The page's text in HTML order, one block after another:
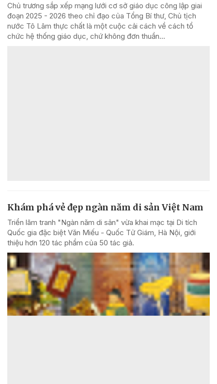
Chủ trương sắp xếp mạng lưới cơ sở giáo dục công lập giai
đoạn 2025 - 2026 theo chỉ đạo của Tổng Bí thư, Chủ tịch
nước Tô Lâm thực chất là một cuộc cải cách về cách tổ
chức hệ thống giáo dục, chứ không đơn thuần...
Khám phá vẻ đẹp ngàn năm di sản Việt Nam
Triển lãm tranh "Ngàn năm di sản" vừa khai mạc tại Di tích
Quốc gia đặc biệt Văn Miếu - Quốc Tử Giám, Hà Nội, giới
thiệu hơn 120 tác phẩm của 50 tác giả.